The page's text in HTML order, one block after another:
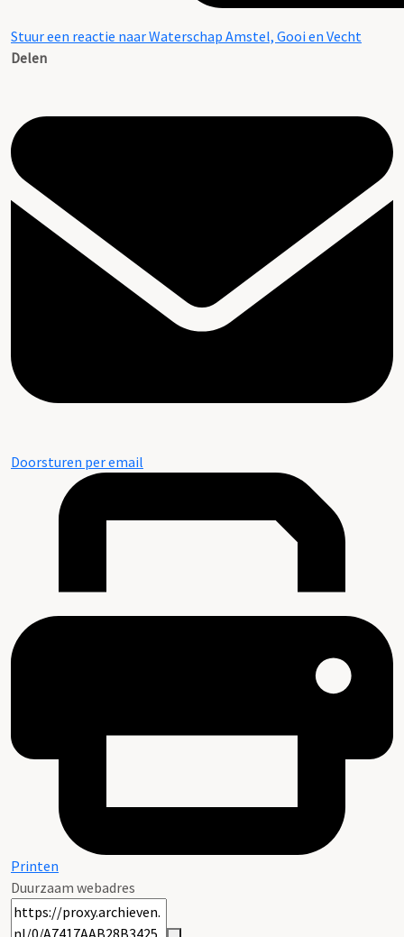
Stuur een reactie naar Waterschap Amstel, Gooi en Vecht
Delen
Doorsturen per email
Printen
Duurzaam webadres